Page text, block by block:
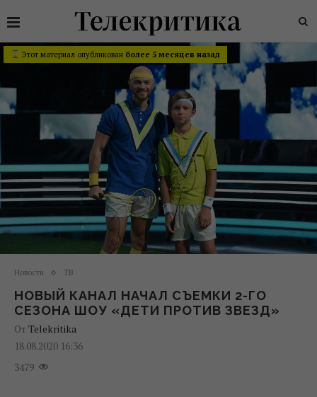
Этот материал опубликован более 5 месяцев назад
Новости ТВ
НОВЫЙ КАНАЛ НАЧАЛ СЪЕМКИ 2-ГО
СЕЗОНА ШОУ «ДЕТИ ПРОТИВ ЗВЕЗД»
От Telekritika
18.08.2020 16:36
3479